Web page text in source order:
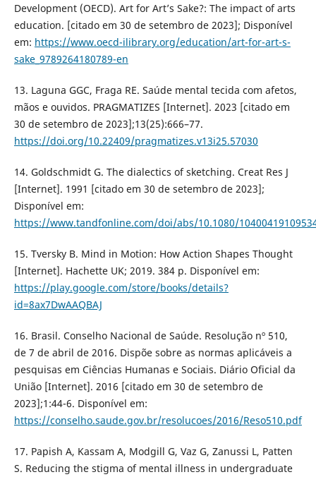
Development (OECD). Art for Art’s Sake?: The impact of arts
education. [citado em 30 de setembro de 2023]; Disponível
em: https://www.oecd-ilibrary.org/education/art-for-art-s-
sake_9789264180789-en
13. Laguna GGC, Fraga RE. Saúde mental tecida com afetos,
mãos e ouvidos. PRAGMATIZES [Internet]. 2023 [citado em
30 de setembro de 2023];13(25):666–77.
https://doi.org/10.22409/pragmatizes.v13i25.57030
14. Goldschmidt G. The dialectics of sketching. Creat Res J
[Internet]. 1991 [citado em 30 de setembro de 2023];
Disponível em:
https://www.tandfonline.com/doi/abs/10.1080/
15. Tversky B. Mind in Motion: How Action Shapes Thought
[Internet]. Hachette UK; 2019. 384 p. Disponível em:
https://play.google.com/store/books/details?
id=8ax7DwAAQBAJ
16. Brasil. Conselho Nacional de Saúde. Resolução nº 510,
de 7 de abril de 2016. Dispõe sobre as normas aplicáveis a
pesquisas em Ciências Humanas e Sociais. Diário Oficial da
União [Internet]. 2016 [citado em 30 de setembro de
2023];1:44-6. Disponível em:
https://conselho.saude.gov.br/resolucoes/2016/Reso510.pdf
17. Papish A, Kassam A, Modgill G, Vaz G, Zanussi L, Patten
S. Reducing the stigma of mental illness in undergraduate